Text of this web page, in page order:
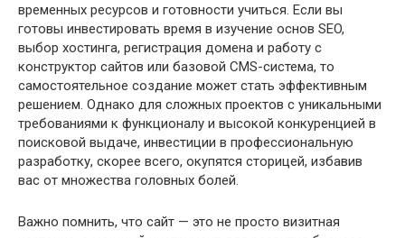
временных ресурсов и готовности учиться. Если вы
готовы инвестировать время в изучение основ SEO,
выбор хостинга, регистрация домена и работу с
конструктор сайтов или базовой CMS-система, то
самостоятельное создание может стать эффективным
решением. Однако для сложных проектов с уникальными
требованиями к функционалу и высокой конкуренцией в
поисковой выдаче, инвестиции в профессиональную
разработку, скорее всего, окупятся сторицей, избавив
вас от множества головных болей.
Важно помнить, что сайт — это не просто визитная